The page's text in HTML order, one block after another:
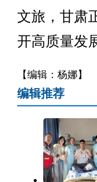
文旅，甘肃
开高质量发
【编辑：杨娜】
编辑推荐